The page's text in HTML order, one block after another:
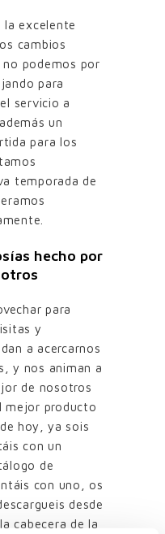
la excelente
cambios
podemos por
para
servicio a
un
para los
temporada de
hecho por
para
y
a acercarnos
y nos animan a
de nosotros
mejor producto
hoy, ya sois
con un
de
con uno, os
desde
cabecera de la